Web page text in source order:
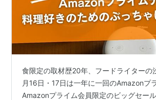
食限定の取材歴20年、フードライターの
月16日・17日は一年に一回のAmazonプ
Amazonプライム会員限定のビッグセー